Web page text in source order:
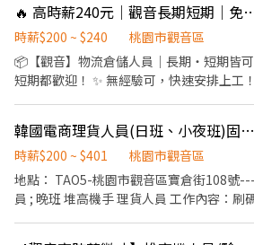
小時依實際情況而定) 🔹夜班 ：
實際情況而定) ⸻⸻⸻⸻ ✅工作
=$204 晚班另有獎金+20=時薪$224 夜班另
⸻⸻⸻⸻ ✅工作地點：(可自選店
取店 桃園市觀音區新生路1545號1樓 😊門
搶先贏❗❗ ⸻⸻⸻⸻ 💡員工福利
貼、修繕補貼 推薦獎金 彈性排班 ⸻
加入：https://lin.ee/VvpVQJp（ID：
必"留言：姓名/電話/專員找戴小姐/應徵蝦
━━━━━━━━━━━━━━━ 📅 08/17 ☀️ 日班｜10:00－17:00
💰 時薪 240元 領薪方式：當日完工後匯款
━━━━━━━━━━━━━━━ 💵 薪資待遇 ✔ 時薪 240元 ✔ 當
日完工後匯款 ⚠️若是當日23:00後完工，
有師傅帶領教學，只要願意學習、配合工作即可。 👕 工作
色上衣、長褲 ✔ 請穿布鞋（禁止拖鞋、涼
材，請自行評估體力狀況。 ✅提前15分鐘
當日匯款，休息不支薪。 ✅ 工作時間可能
需配合至完工。 ✅場次會因主辦單位排程
🔥 高時薪240元｜觀音長期短
時薪$200 ~ $240
桃園市觀音區
📦【觀音】物流倉儲人員｜長期・短期皆可｜多班
短期都歡迎！ ✨ 無經驗可，快速安排上工！ 📍【工作地點】 📦
18:00－03:00（8H） 💰 時薪$240 💵隔日領💵 📦 工作內容 ✔
電商商品揀貨 ✔ 商品上架 ✔ 進貨作業 ✔ 庫
業 🍱 伙食自理廠區可訂購團餐 📩【立即應徵】截圖詢問🌸 📲
加:yi0902276557（林小姐）
韓國電商理貨人員(日班、小夜班)固定休六日-供隔日領 週領(觀音倉)
時薪$200 ~ $401
桃園市觀音區
地點： TAO5-桃園市觀音區寶倉街108號--->缺 早班、晚班 理貨人
員 ; 晚班 堆高機手 理貨人員 工作內容：刷碼、進貨、撿貨、包裝、